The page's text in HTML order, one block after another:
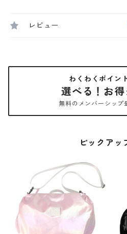
レビュー
わくわくポイン
選べる！お
無料のメンバーシップ
ピックアッ